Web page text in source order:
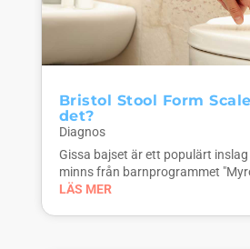
Bristol Stool Form
det?
Diagnos
Gissa bajset är ett populärt
minns från barnprogrammet
LÄS MER